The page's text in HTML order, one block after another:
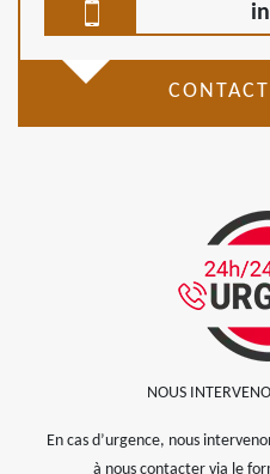
NOUS
En cas d’urgence, nous
à nous contacter via le